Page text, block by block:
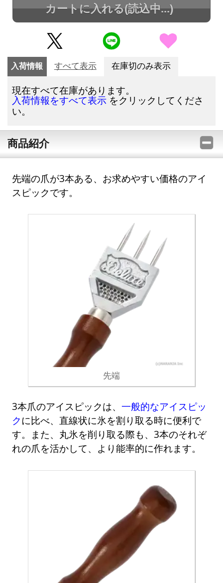
カートに入れる(読込中...)
入荷情報 すべて表示 在庫切のみ表示
現在すべて在庫があります。
入荷情報をすべて表示 をクリックしてくださ
い。
商品紹介
先端の爪が3本ある、お求めやすい価格のアイ
スピックです。
先端
3本爪のアイスピックは、一般的なアイスピッ
クに比べ、直線状に氷を割り取る時に便利で
す。また、丸氷を削り取る際も、3本のそれぞ
れの爪を活かして、より能率的に作れます。